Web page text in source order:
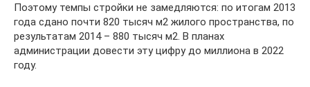
Поэтому темпы стройки не замедляются: по итогам 2013
года сдано почти 820 тысяч м2 жилого пространства, по
результатам 2014 – 880 тысяч м2. В планах
администрации довести эту цифру до миллиона в 2022
году.